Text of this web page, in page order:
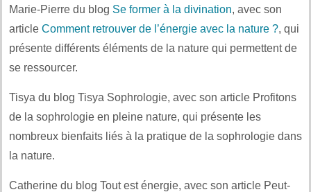
Marie-Pierre du blog Se former à la divination, avec son
article Comment retrouver de l’énergie avec la nature ?, qui
présente différents éléments de la nature qui permettent de
se ressourcer.
Tisya du blog Tisya Sophrologie, avec son article Profitons
de la sophrologie en pleine nature, qui présente les
nombreux bienfaits liés à la pratique de la sophrologie dans
la nature.
Catherine du blog Tout est énergie, avec son article Peut-